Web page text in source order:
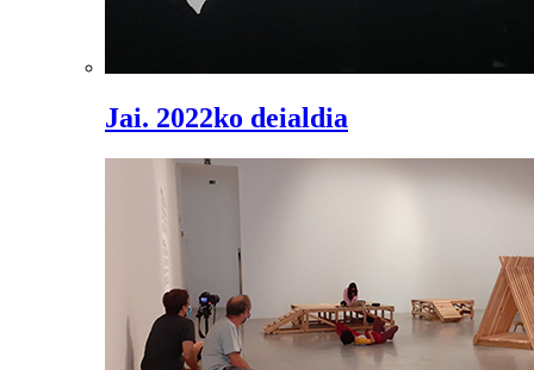
Jai. 2022ko deialdia